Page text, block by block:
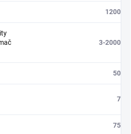
1200
3-2000
50
7
75